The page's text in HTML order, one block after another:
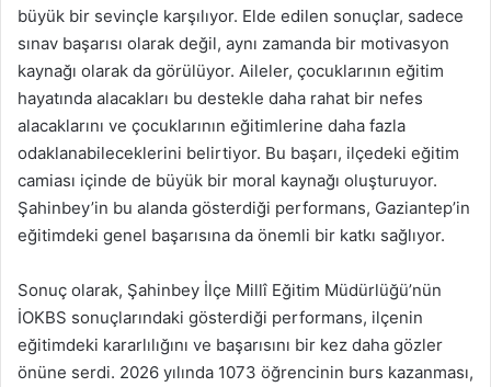
büyük bir sevinçle karşılıyor. Elde edilen sonuçlar, sadece
sınav başarısı olarak değil, aynı zamanda bir motivasyon
kaynağı olarak da görülüyor. Aileler, çocuklarının eğitim
hayatında alacakları bu destekle daha rahat bir nefes
alacaklarını ve çocuklarının eğitimlerine daha fazla
odaklanabileceklerini belirtiyor. Bu başarı, ilçedeki eğitim
camiası içinde de büyük bir moral kaynağı oluşturuyor.
Şahinbey’in bu alanda gösterdiği performans, Gaziantep’in
eğitimdeki genel başarısına da önemli bir katkı sağlıyor.
Sonuç olarak, Şahinbey İlçe Millî Eğitim Müdürlüğü’nün
İOKBS sonuçlarındaki gösterdiği performans, ilçenin
eğitimdeki kararlılığını ve başarısını bir kez daha gözler
önüne serdi. 2026 yılında 1073 öğrencinin burs kazanması,